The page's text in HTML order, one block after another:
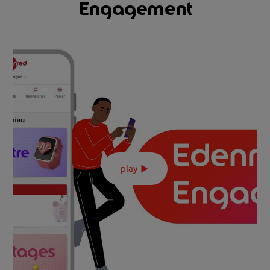
En savoir plusEngagement
play
0:00
Maximisez l'impact de vos actions RH avec Edenred